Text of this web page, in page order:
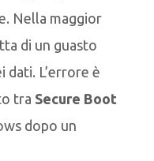
Nella maggior
di un guasto
dati. L’errore è
tra Secure Boot
dopo un